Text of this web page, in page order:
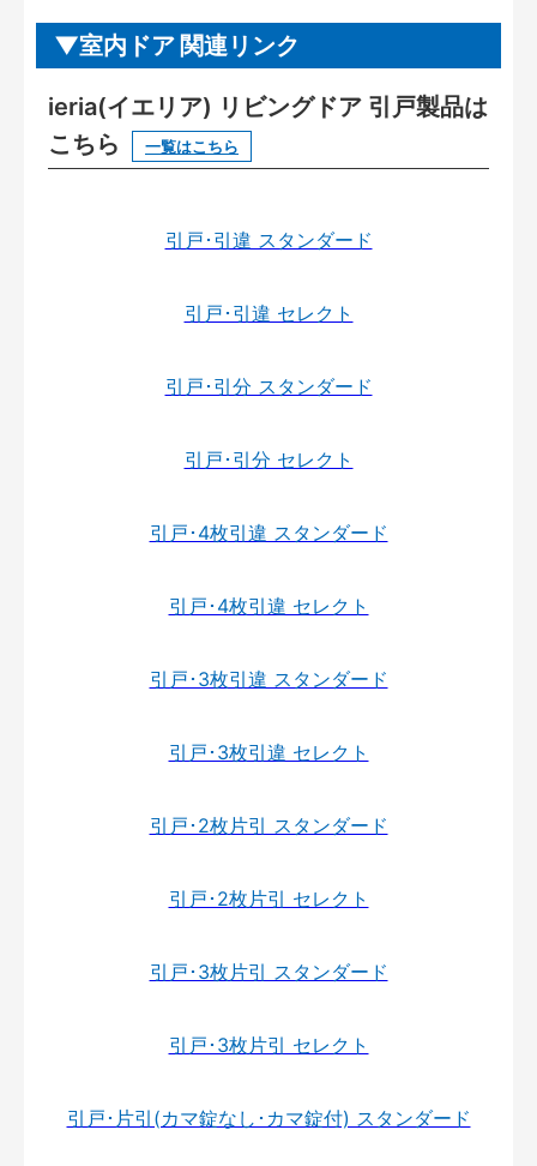
室内ドア 関連リンク
ieria(イエリア) リビングドア 引戸製品は
こちら
一覧はこちら
引戸･引違 スタンダード
引戸･引違 セレクト
引戸･引分 スタンダード
引戸･引分 セレクト
引戸･4枚引違 スタンダード
引戸･4枚引違 セレクト
引戸･3枚引違 スタンダード
引戸･3枚引違 セレクト
引戸･2枚片引 スタンダード
引戸･2枚片引 セレクト
引戸･3枚片引 スタンダード
引戸･3枚片引 セレクト
引戸･片引(カマ錠なし･カマ錠付) スタンダード